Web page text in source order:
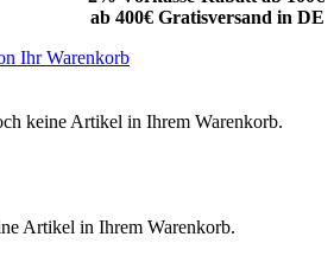
ab 400€ Gratisversand in DE
Ihr Warenkorb
keine Artikel in Ihrem Warenkorb.
Artikel in Ihrem Warenkorb.